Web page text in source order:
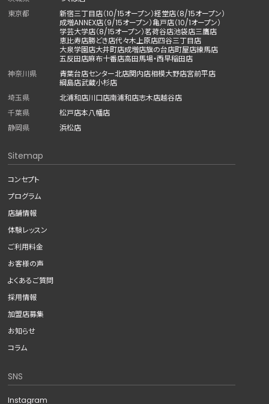
東京都
新宿三丁目店（10/15オープン）経堂店（8/15オープン）
成増ANNEX店（9/15オープン）亀戸店（10/1オープン）
学芸大学店（8/15オープン）茗荷谷店池袋店三鷹店
恵比寿店勝どき店代々木上原店四谷三丁目店
大泉学園店大井町店成増店旗の台店町屋店練馬店
五反田店麻布十番店高田馬場・西早稲田店
神奈川県
青葉台店センター北店関内店相模大野店宮前平店
綱島店武蔵小杉店
埼玉県
北浦和店川口店南浦和店志木店越谷店
千葉県
松戸店本八幡店
静岡県
浜松店
Sitemap
コンセプト
プログラム
店舗情報
体験レッスン
ご利用料金
お客様の声
よくあるご質問
採用情報
加盟店募集
お知らせ
コラム
SNS
Instagram